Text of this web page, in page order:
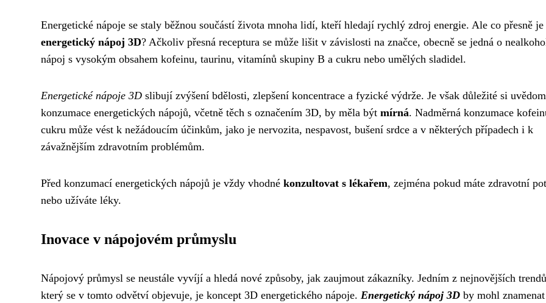
Energetické nápoje se staly běžnou součástí života mnoha lidí, kteří hledají rychlý zdroj energie. Ale co přesně je
energetický nápoj 3D? Ačkoliv přesná receptura se může lišit v závislosti na značce, obecně se jedná o
nápoj s vysokým obsahem kofeinu, taurinu, vitamínů skupiny B a cukru nebo umělých sladidel.
Energetické nápoje 3D slibují zvýšení bdělosti, zlepšení koncentrace a fyzické výdrže. Je však důležité si
konzumace energetických nápojů, včetně těch s označením 3D, by měla být mírná. Nadměrná konzumace
cukru může vést k nežádoucím účinkům, jako je nervozita, nespavost, bušení srdce a v některých případech i k
závažnějším zdravotním problémům.
Před konzumací energetických nápojů je vždy vhodné konzultovat s lékařem, zejména pokud máte zdravotní
nebo užíváte léky.
Inovace v nápojovém průmyslu
Nápojový průmysl se neustále vyvíjí a hledá nové způsoby, jak zaujmout zákazníky. Jedním z nejnovějších
který se v tomto odvětví objevuje, je koncept 3D energetického nápoje. Energetický nápoj 3D by mohl znamenat